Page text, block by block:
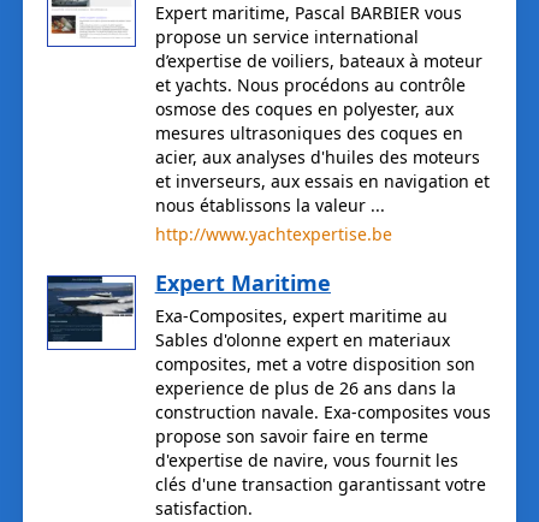
Expert maritime, Pascal BARBIER vous
propose un service international
d’expertise de voiliers, bateaux à moteur
et yachts. Nous procédons au contrôle
osmose des coques en polyester, aux
mesures ultrasoniques des coques en
acier, aux analyses d'huiles des moteurs
et inverseurs, aux essais en navigation et
nous établissons la valeur ...
http://www.yachtexpertise.be
Expert Maritime
Exa-Composites, expert maritime au
Sables d'olonne expert en materiaux
composites, met a votre disposition son
experience de plus de 26 ans dans la
construction navale. Exa-composites vous
propose son savoir faire en terme
d'expertise de navire, vous fournit les
clés d'une transaction garantissant votre
satisfaction.